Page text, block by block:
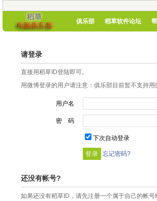
俱乐部 稻草软件论坛
请登录
直接用稻草ID登陆即可。
用微博登录的用户请注意：俱乐部目前暂不支持
用户名
密 码
下次自动登录
忘记密码?
还没有帐号?
如果还没有稻草ID，请先注册一个属于自己的帐号